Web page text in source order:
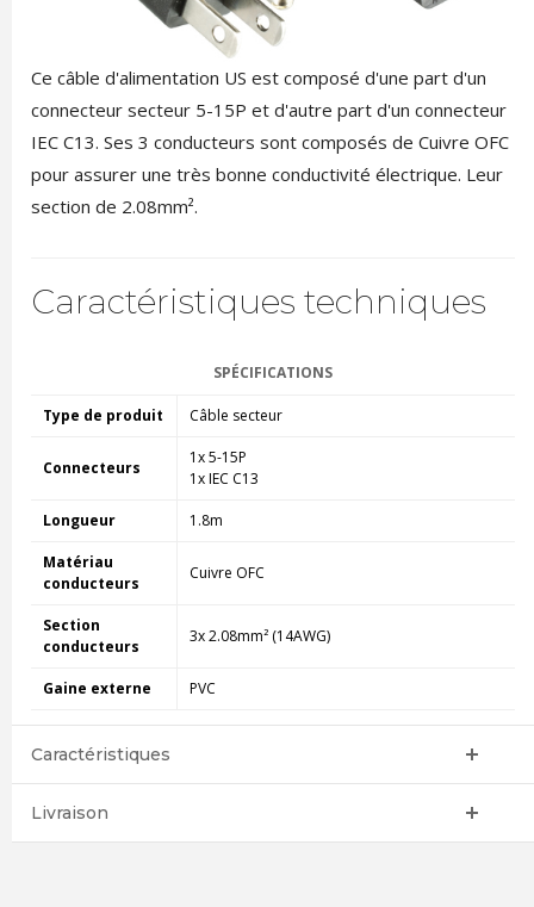
Ce câble d'alimentation US est composé d'une part d'un
connecteur secteur 5-15P et d'autre part d'un connecteur
IEC C13. Ses 3 conducteurs sont composés de Cuivre OFC
pour assurer une très bonne conductivité électrique. Leur
section de 2.08mm².
Caractéristiques techniques
SPÉCIFICATIONS
Type de produit Câble secteur
Connecteurs
1x 5-15P
1x IEC C13
Longueur 1.8m
Matériau
conducteurs
Cuivre OFC
Section
conducteurs
3x 2.08mm² (14AWG)
Gaine externe PVC
Caractéristiques
Livraison